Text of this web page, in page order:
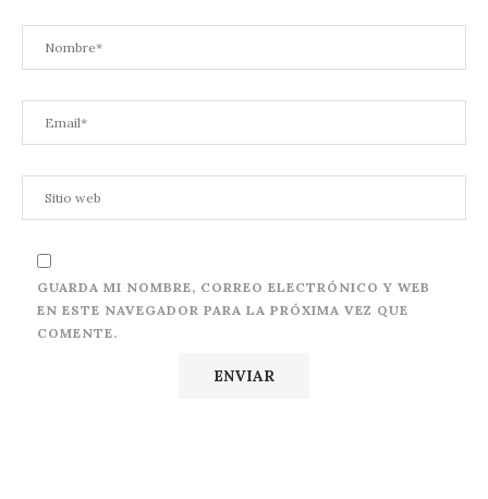
GUARDA MI NOMBRE, CORREO ELECTRÓNICO Y WEB
EN ESTE NAVEGADOR PARA LA PRÓXIMA VEZ QUE
COMENTE.